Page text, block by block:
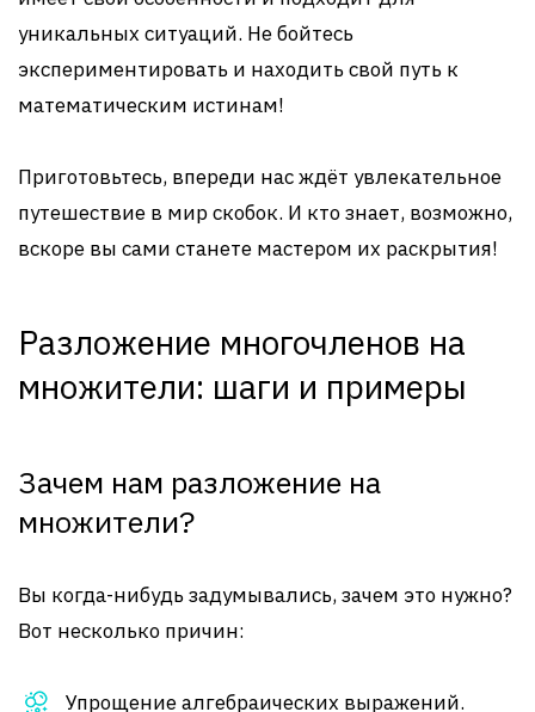
уникальных ситуаций. Не бойтесь
экспериментировать и находить свой путь к
математическим истинам!
Приготовьтесь, впереди нас ждёт увлекательное
путешествие в мир скобок. И кто знает, возможно,
вскоре вы сами станете мастером их раскрытия!
Разложение многочленов на
множители: шаги и примеры
Зачем нам разложение на
множители?
Вы когда-нибудь задумывались, зачем это нужно?
Вот несколько причин:
Упрощение алгебраических выражений.